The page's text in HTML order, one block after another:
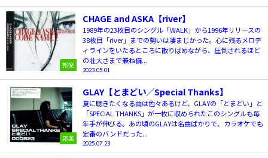
邦楽
CHAGE and ASKA【river】
1989年の23枚目のシングル「WALK」から1996年リリースの
38枚目「river」までの勢いは凄まじかった。心に残るメロデ
ィラインをいたるところに散りばめながら、圧倒されるほど
の壮大さまで兼ね備...
2023.05.01
邦楽
GLAY【とまどい／Special Thanks】
夏に聴きたくなる曲は色々あるけど、GLAYの「とまどい」と
「SPECIAL THANKS」が一枚に収められたこのシングルも毎
年手が伸びる。あの頃のGLAYは名曲ばかりで、カラオケでも
定番のバンドだった...
2025.07.23